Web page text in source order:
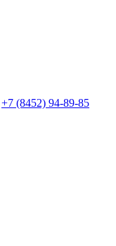
+7 (8452) 94-89-85